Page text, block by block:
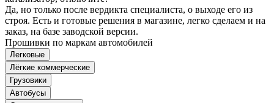
Да, но только после вердикта специалиста, о выходе его из
строя. Есть и готовые решения в магазине, легко сделаем и на
заказ, на базе заводской версии.
Прошивки по маркам автомобилей
Легковые
Лёгкие коммерческие
Грузовики
Автобусы